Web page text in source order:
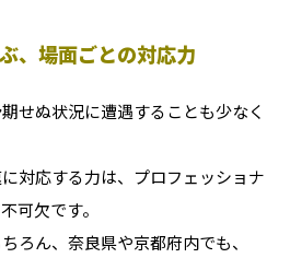
、場面ごとの対応力
せぬ状況に遭遇することも少なく
対応する力は、プロフェッショナ
可欠です。
ろん、奈良県や京都府内でも、